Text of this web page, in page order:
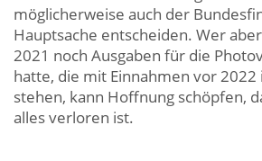
möglicherweise auch der
Hauptsache entscheiden. Wer
2021 noch Ausgaben für die
hatte, die mit Einnahmen vor 2022
stehen, kann Hoffnung schöpfen,
alles verloren ist.